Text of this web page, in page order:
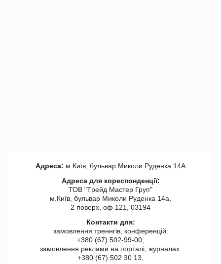
Адреса: м.Київ, бульвар Миколи Руденка 14А
Адреса для кореспонденції:
ТОВ "Tрейд Мастер Груп"
м.Київ, бульвар Миколи Руденка 14а,
2 поверх, оф 121, 03194
Контакти для:
замовлення треннгів, конференцій:
+380 (67) 502-99-00,
замовлення реклами на порталі, журналах:
+380 (67) 502 30 13,